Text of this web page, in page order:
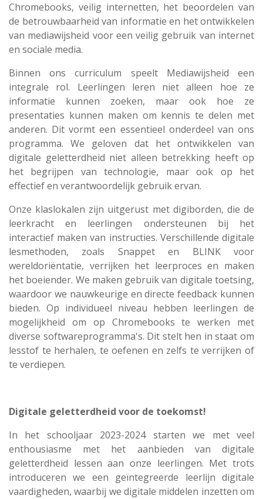
Chromebooks, veilig internetten, het beoordelen van
de betrouwbaarheid van informatie en het ontwikkelen
van mediawijsheid voor een veilig gebruik van internet
en sociale media.
Binnen ons curriculum speelt Mediawijsheid een
integrale rol. Leerlingen leren niet alleen hoe ze
informatie kunnen zoeken, maar ook hoe ze
presentaties kunnen maken om kennis te delen met
anderen. Dit vormt een essentieel onderdeel van ons
programma. We geloven dat het ontwikkelen van
digitale geletterdheid niet alleen betrekking heeft op
het begrijpen van technologie, maar ook op het
effectief en verantwoordelijk gebruik ervan.
Onze klaslokalen zijn uitgerust met digiborden, die de
leerkracht en leerlingen ondersteunen bij het
interactief maken van instructies. Verschillende digitale
lesmethoden, zoals Snappet en BLINK voor
wereldoriëntatie, verrijken het leerproces en maken
het boeiender. We maken gebruik van digitale toetsing,
waardoor we nauwkeurige en directe feedback kunnen
bieden. Op individueel niveau hebben leerlingen de
mogelijkheid om op Chromebooks te werken met
diverse softwareprogramma's. Dit stelt hen in staat om
lesstof te herhalen, te oefenen en zelfs te verrijken of
te verdiepen.
Digitale geletterdheid voor de toekomst!
In het schooljaar 2023-2024 starten we met veel
enthousiasme met het aanbieden van digitale
geletterdheid lessen aan onze leerlingen. Met trots
introduceren we een geïntegreerde leerlijn digitale
vaardigheden, waarbij we digitale middelen inzetten om